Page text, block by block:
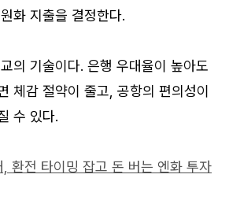
화 지출을 결정한다.
의 기술이다. 은행 우대율이 높아도
체감 절약이 줄고, 공항의 편의성이
수 있다.
환전 타이밍 잡고 돈 버는 엔화 투자